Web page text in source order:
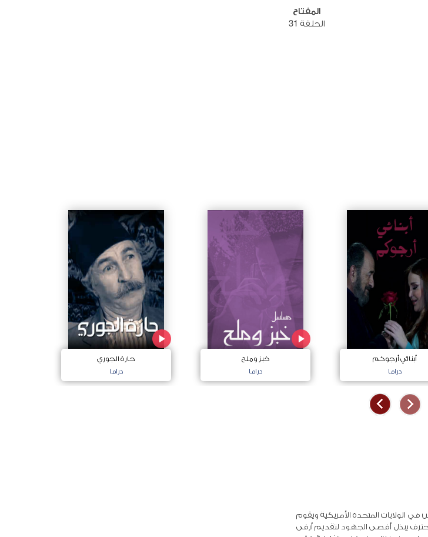
المفتاح
الحلقة 31
أبنائي أرجوكم
دراما
خبز وملح
دراما
حارة الجوري
دراما
الولايات المتحدة الأمريكية ويقوم
يبذل أقصى الجهود لتقديم أرقى